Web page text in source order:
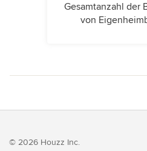
Gesamtanzahl der
von
© 2026 Houzz Inc.